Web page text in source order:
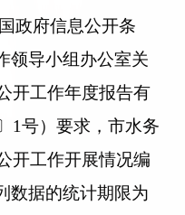
政府信息公开条
领导小组办公室关
开工作年度报告有
1号）要求，市水务
开工作开展情况编
数据的统计期限为